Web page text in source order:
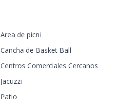
Area de picni
Cancha de Basket Ball
Centros Comerciales Cercanos
Jacuzzi
Patio